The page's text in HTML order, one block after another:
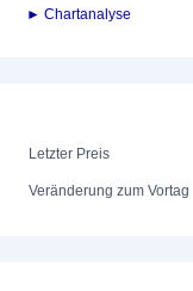
► Chartanalyse
Letzter Preis
Veränderung zum Vortag